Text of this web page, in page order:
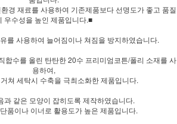
경 재료를 사용하여 기존제품보다 선명도가 좋고 품질
우수성을 높인 제품입니다.■
를 사용하여 늘어짐이나 쳐짐을 방지하였습니다.
합수를 올린 탄탄한 20수 프리미엄코튼/폴리 소재를 사
용하여,
쳐 세탁시 수축을 극최소화한 제품입니다.
과 같은 모양이 잡히도록 제작하였습니다.
품이나 이너로 활용도가 높은 제품입니다.